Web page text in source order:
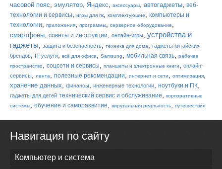
часовой пояс эмулятор Яндекс аксессуары автогаджеты веб-
технологии и сервисы
игры для пк комплектующие
компьютеры и
технологии
приложения программы серверное оборудование
смартфоны советы и инструкции онлайн-игры
устройства и
гаджеты
защита и безопасность техника для дома
гаджеты китайских
брендов
IT-услуги всё для офиса Samsung мобильная связь
рабочее
пространство
соцсети и сервисы планшеты и электронные книги
онлайн-
сервисы
лента полезные рекомендации интернет и сети оптимизация
хранение данных финансы инженерные технологии ноутбуки и ПК
гаджеты для детей технический сервис и обслуживание
корпоративные
системы
обучение и саморазвитие вирутальная реальность путешествия
Навигация по сайту
Компьютер и система